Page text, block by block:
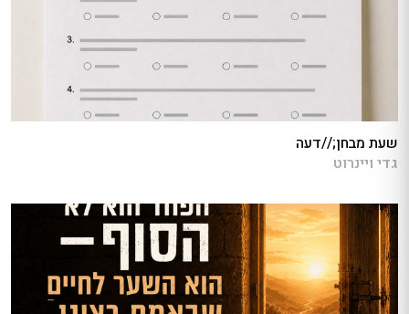
שעת מבחן;//דעה
גדי ויינרוט